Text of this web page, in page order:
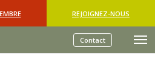
REJOIGNEZ-NOUS
Contact